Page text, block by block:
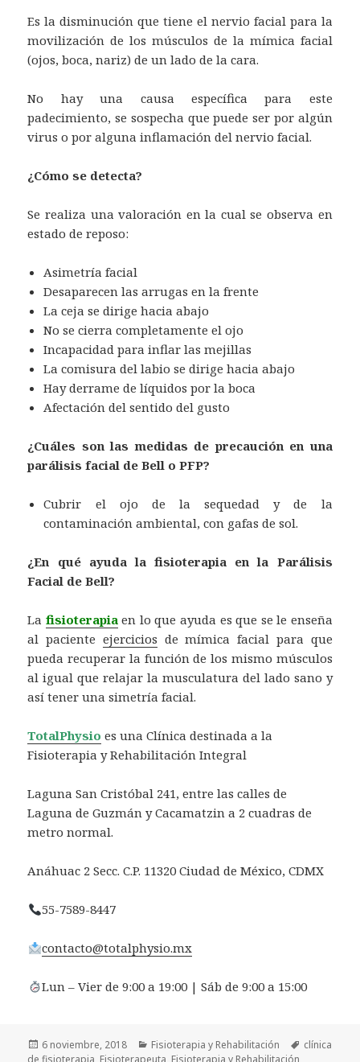
Es la disminución que tiene el nervio facial para la
movilización de los músculos de la mímica facial
(ojos, boca, nariz) de un lado de la cara.
No hay una causa específica para este
padecimiento, se sospecha que puede ser por algún
virus o por alguna inflamación del nervio facial.
¿Cómo se detecta?
Se realiza una valoración en la cual se observa en
estado de reposo:
Asimetría facial
Desaparecen las arrugas en la frente
La ceja se dirige hacia abajo
No se cierra completamente el ojo
Incapacidad para inflar las mejillas
La comisura del labio se dirige hacia abajo
Hay derrame de líquidos por la boca
Afectación del sentido del gusto
¿Cuáles son las medidas de precaución en una
parálisis facial de Bell o PFP?
Cubrir el ojo de la sequedad y de la
contaminación ambiental, con gafas de sol.
¿En qué ayuda la fisioterapia en la Parálisis
Facial de Bell?
La fisioterapiaen lo que ayuda es que se le enseña
al paciente ejercicios de mímica facial para que
pueda recuperar la función de los mismo músculos
al igual que relajar la musculatura del lado sano y
así tener una simetría facial.
TotalPhysio es una Clínica destinada a la
Fisioterapia y Rehabilitación Integral
Laguna San Cristóbal 241, entre las calles de
Laguna de Guzmán y Cacamatzin a 2 cuadras de
metro normal.
Anáhuac 2 Secc. C.P. 11320 Ciudad de México, CDMX
55-7589-8447
contacto@totalphysio.mx
Lun – Vier de 9:00 a 19:00 | Sáb de 9:00 a 15:00
Publicado
el
6 noviembre, 2018 Categorías
Fisioterapia y Rehabilitación Etiquetas
clínica
de fisioterapia Fisioterapeuta Fisioterapia y Rehabilitación